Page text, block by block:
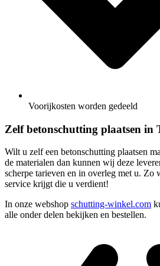
Voorijkosten worden gedeeld
Zelf betonschutting plaatsen in
Wilt u zelf een betonschutting plaatsen
de materialen dan kunnen wij deze
scherpe tarieven en in overleg met u. Zo
service krijgt die u verdient!
In onze webshop schutting-winkel.com
alle onder delen bekijken en bestellen.